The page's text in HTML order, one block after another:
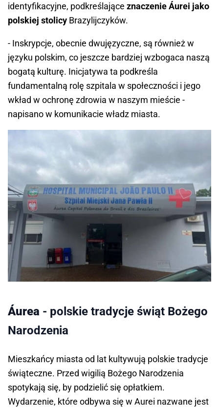
identyfikacyjne, podkreślające znaczenie Áurei jako
polskiej stolicy Brazylijczyków.
- Inskrypcje, obecnie dwujęzyczne, są również w
języku polskim, co jeszcze bardziej wzbogaca naszą
bogatą kulturę. Inicjatywa ta podkreśla
fundamentalną rolę szpitala w społeczności i jego
wkład w ochronę zdrowia w naszym mieście -
napisano w komunikacie władz miasta.
Áurea - polskie tradycje świąt Bożego
Narodzenia
Mieszkańcy miasta od lat kultywują polskie tradycje
świąteczne. Przed wigilią Bożego Narodzenia
spotykają się, by podzielić się opłatkiem.
Wydarzenie, które odbywa się w Aurei nazwane jest